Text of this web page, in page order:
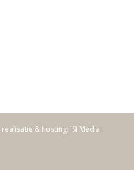
& hosting: ISI Media